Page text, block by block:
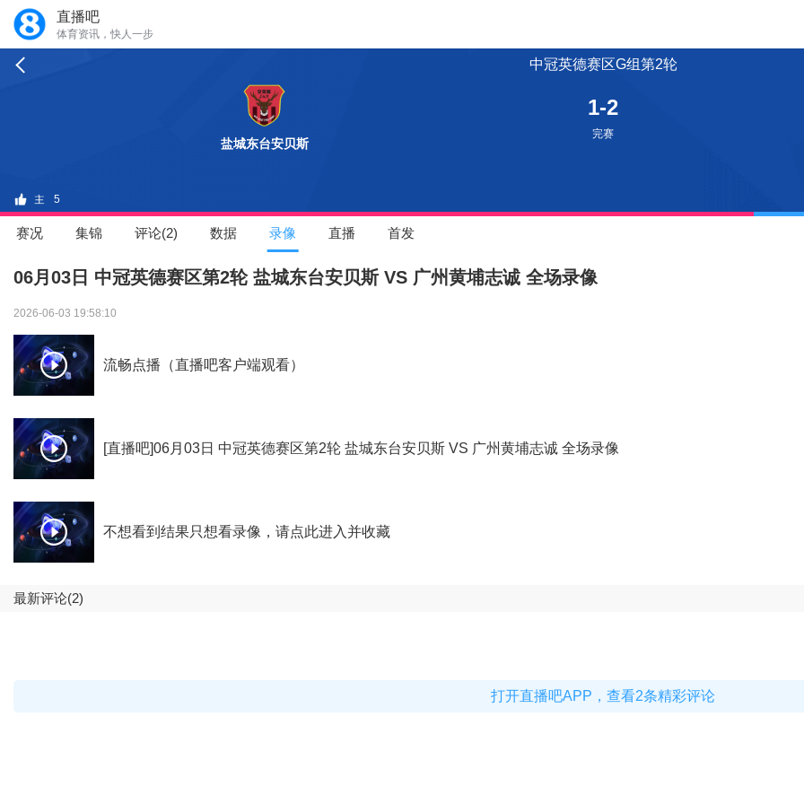
直播吧
体育资讯，快人一步
中冠英德赛区G组第2轮
盐城东台安贝斯
1-2
完赛
5
赛况 集锦 评论(2) 数据 录像 直播 首发
06月03日 中冠英德赛区第2轮 盐城东台安贝斯 VS 广州黄埔志诚 全场录像
2026-06-03 19:58:10
流畅点播（直播吧客户端观看）
[直播吧]06月03日 中冠英德赛区第2轮 盐城东台安贝斯 VS 广州黄埔志诚 全场录像
不想看到结果只想看录像，请点此进入并收藏
最新评论(2)
打开直播吧APP，查看2条精彩评论